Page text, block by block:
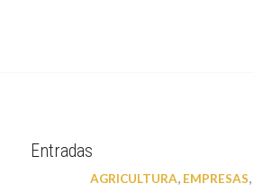
Entradas
AGRICULTURA, EMPRESAS,